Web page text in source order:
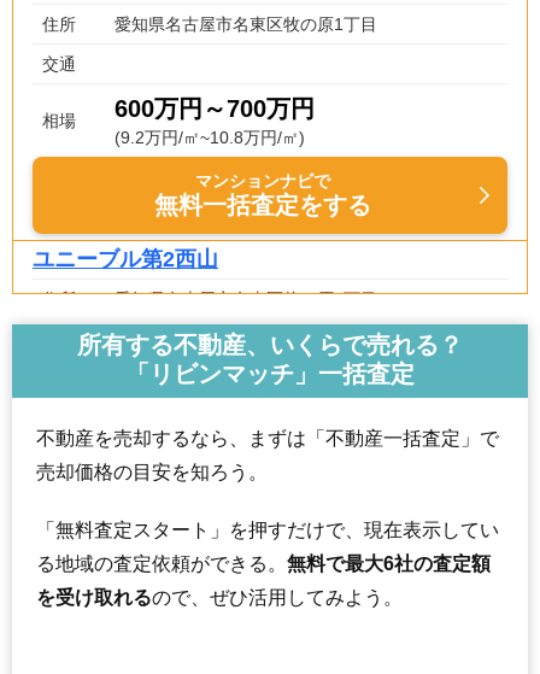
住所 愛知県名古屋市名東区牧の原1丁目
交通
相場 600万円～700万円
(9.2万円/㎡~10.8万円/㎡)
マンションナビで
無料一括査定をする
ユニーブル第2西山
住所 愛知県名古屋市名東区牧の原1丁目
相場 740万円～840万円
マンションナビで
無料一括査定をする
第2名東アイリス
住所 愛知県名古屋市名東区牧の原2丁目
交通 星ヶ丘駅（1分）
所有する不動産、いくらで売れる？
「リビンマッチ」一括査定
不動産を売却するなら、まずは「不動産一括査定」で
売却価格の目安を知ろう。
「無料査定スタート」を押すだけで、現在表示してい
る地域の査定依頼ができる。 無料で最大6社の査定額
を受け取れるので、ぜひ活用してみよう。